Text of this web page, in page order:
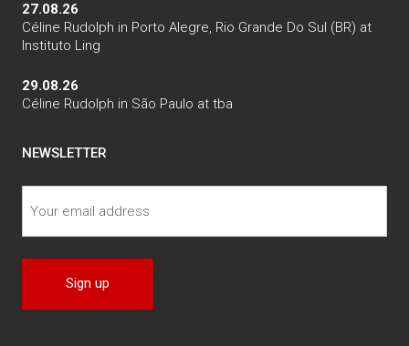
27.08.26
Céline Rudolph in Porto Alegre, Rio Grande Do Sul (BR) at
Instituto Ling
29.08.26
Céline Rudolph in São Paulo at tba
NEWSLETTER